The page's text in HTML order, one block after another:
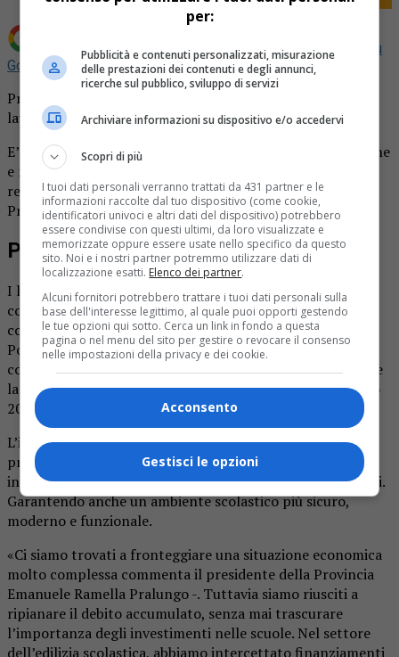
Aggiungi La Provincia di Biella come Fonte preferita su
Google
Pronta la palestra del liceo di Cossato, ormai ultimati i
lavori nella struttura dell’IIS Cossatese e Vallestrona.
E’ l’intervento di maggior impatto, rilevanza e proporzione
e rappresenta il primo lotto funzionale del progetto di
realizzazione del nuovo edificio scolastico. Finanziato dal
Pnrr per un investimento di 3 milioni e 600mila euro.
Pronta la palestra del liceo di Cossato
I lavori si sono formalmente conclusi il 15 dicembre 2024,
come da certificato ultimazione lavori, nei tempi
contrattuali. Restano alcune opere di finitura e marginali.
Poi sarà possibile comunicare la fine lavori e, a collaudo
concluso, l’agibilità. Si prevede quindi di poter consegnare
la palestra all’uso scolastico non prima del mese di marzo
2025.
L’intervento, come altri in diversi istituti superiori della
provincia, migliora la struttura e rappresenta un
investimento significativo nel futuro educativo dei giovani.
Garantendo anche un ambiente scolastico più sicuro,
moderno e funzionale.
«Ci siamo trovati a fronteggiare una situazione economica
molto complessa commenta il presidente della Provincia
Emanuele Ramella Pralungo -. Tuttavia siamo riusciti a
ripianare il debito accumulato, senza mai trascurare
l’importanza degli investimenti nelle scuole. Nel settore
dell’edilizia scolastica, abbiamo intercettato finanziamenti
per:
Pubblicità e contenuti personalizzati, misurazione
delle prestazioni dei contenuti e degli annunci,
ricerche sul pubblico, sviluppo di servizi
Archiviare informazioni su dispositivo e/o accedervi
Scopri di più
I tuoi dati personali verranno trattati da 431 partner e le
informazioni raccolte dal tuo dispositivo (come cookie,
identificatori univoci e altri dati del dispositivo) potrebbero
essere condivise con questi ultimi, da loro visualizzate e
memorizzate oppure essere usate nello specifico da questo
sito. Noi e i nostri partner potremmo utilizzare dati di
localizzazione esatti. Elenco dei partner.
Alcuni fornitori potrebbero trattare i tuoi dati personali sulla
base dell'interesse legittimo, al quale puoi opporti gestendo
le tue opzioni qui sotto. Cerca un link in fondo a questa
pagina o nel menu del sito per gestire o revocare il consenso
nelle impostazioni della privacy e dei cookie.
Acconsento
Gestisci le opzioni